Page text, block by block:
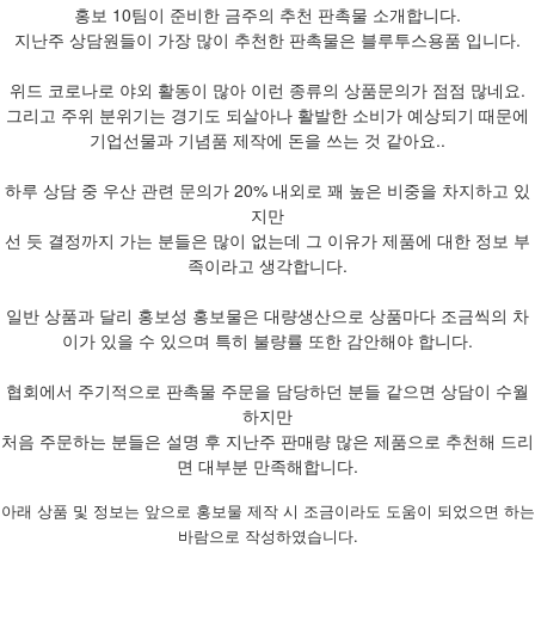
홍보 10팀이 준비한 금주의 추천 판촉물 소개합니다.
지난주 상담원들이 가장 많이 추천한 판촉물은 블루투스용품 입니다.
위드 코로나로 야외 활동이 많아 이런 종류의 상품문의가 점점 많네요.
그리고 주위 분위기는 경기도 되살아나 활발한 소비가 예상되기 때문에
기업선물과 기념품 제작에 돈을 쓰는 것 같아요..
하루 상담 중 우산 관련 문의가 20% 내외로 꽤 높은 비중을 차지하고 있
지만
선 듯 결정까지 가는 분들은 많이 없는데 그 이유가 제품에 대한 정보 부
족이라고 생각합니다.
일반 상품과 달리 홍보성 홍보물은 대량생산으로 상품마다 조금씩의 차
이가 있을 수 있으며 특히 불량률 또한 감안해야 합니다.
협회에서 주기적으로 판촉물 주문을 담당하던 분들 같으면 상담이 수월
하지만
처음 주문하는 분들은 설명 후 지난주 판매량 많은 제품으로 추천해 드리
면 대부분 만족해합니다.
아래 상품 및 정보는 앞으로 홍보물 제작 시 조금이라도 도움이 되었으면 하는
바람으로 작성하였습니다.